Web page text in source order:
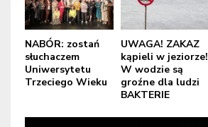
NABÓR: zostań
słuchaczem
Uniwersytetu
Trzeciego Wieku
UWAGA! ZAKAZ
kąpieli w jeziorze!
W wodzie są
groźne dla ludzi
BAKTERIE